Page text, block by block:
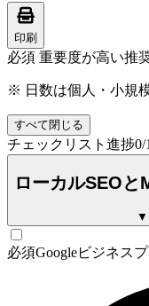
印刷
必須 重要度が高い推
※ 日数は個人・小規
すべて閉じる
チェックリスト進捗0/
ローカルSEOと
▼
必須Googleビジネス